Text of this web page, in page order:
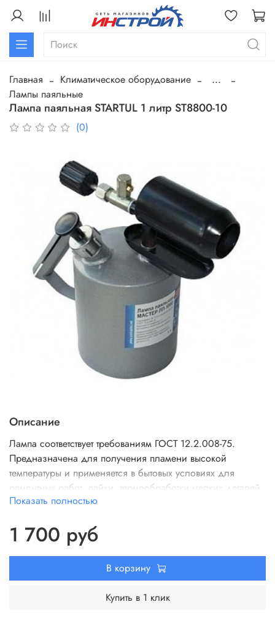
Главная Климатическое оборудование
...
Лампы паяльные
Лампа паяльная STARTUL 1 литр ST8800-10
(0)
Описание
Лампа соответствует требованиям ГОСТ 12.2.008-75.
Предназначена для получения пламени высокой
температуры и применяется в бытовых условиях для
ремонтных работ, пайки, термообработки мелких деталей,
нагрева сосудов с невоспламеняющейся жидкостью и т.
надежностью. Для заправки подходит бензин всех
марок, кроме этилированного.
Показать полностью
1 700 руб
В корзину
Купить в 1 клик